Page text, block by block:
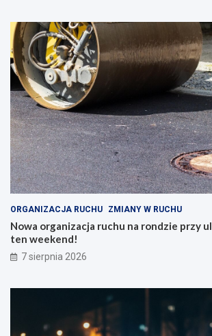
ORGANIZACJA RUCHU ZMIANY W RUCHU
Nowa organizacja ruchu na rondzie przy
ten weekend!
7 sierpnia 2026